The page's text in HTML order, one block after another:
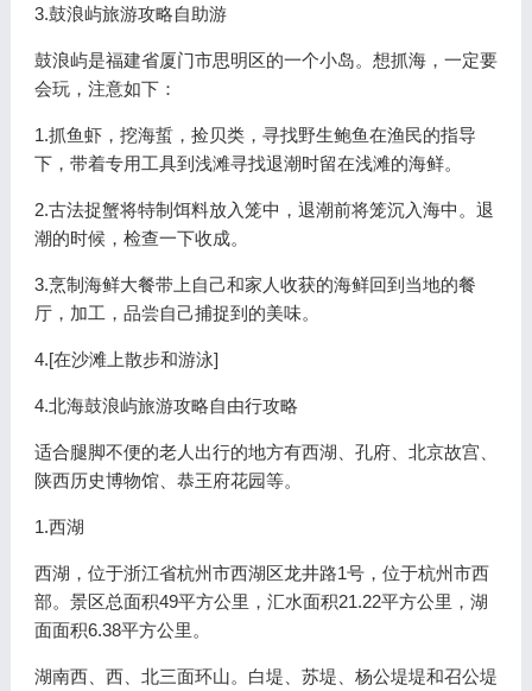
3.鼓浪屿旅游攻略自助游
鼓浪屿是福建省厦门市思明区的一个小岛。想抓海，一定要
会玩，注意如下：
1.抓鱼虾，挖海蜇，捡贝类，寻找野生鲍鱼在渔民的指导
下，带着专用工具到浅滩寻找退潮时留在浅滩的海鲜。
2.古法捉蟹将特制饵料放入笼中，退潮前将笼沉入海中。退
潮的时候，检查一下收成。
3.烹制海鲜大餐带上自己和家人收获的海鲜回到当地的餐
厅，加工，品尝自己捕捉到的美味。
4.[在沙滩上散步和游泳]
4.北海鼓浪屿旅游攻略自由行攻略
适合腿脚不便的老人出行的地方有西湖、孔府、北京故宫、
陕西历史博物馆、恭王府花园等。
1.西湖
西湖，位于浙江省杭州市西湖区龙井路1号，位于杭州市西
部。景区总面积49平方公里，汇水面积21.22平方公里，湖
面面积6.38平方公里。
湖南西、西、北三面环山。白堤、苏堤、杨公堤堤和召公堤